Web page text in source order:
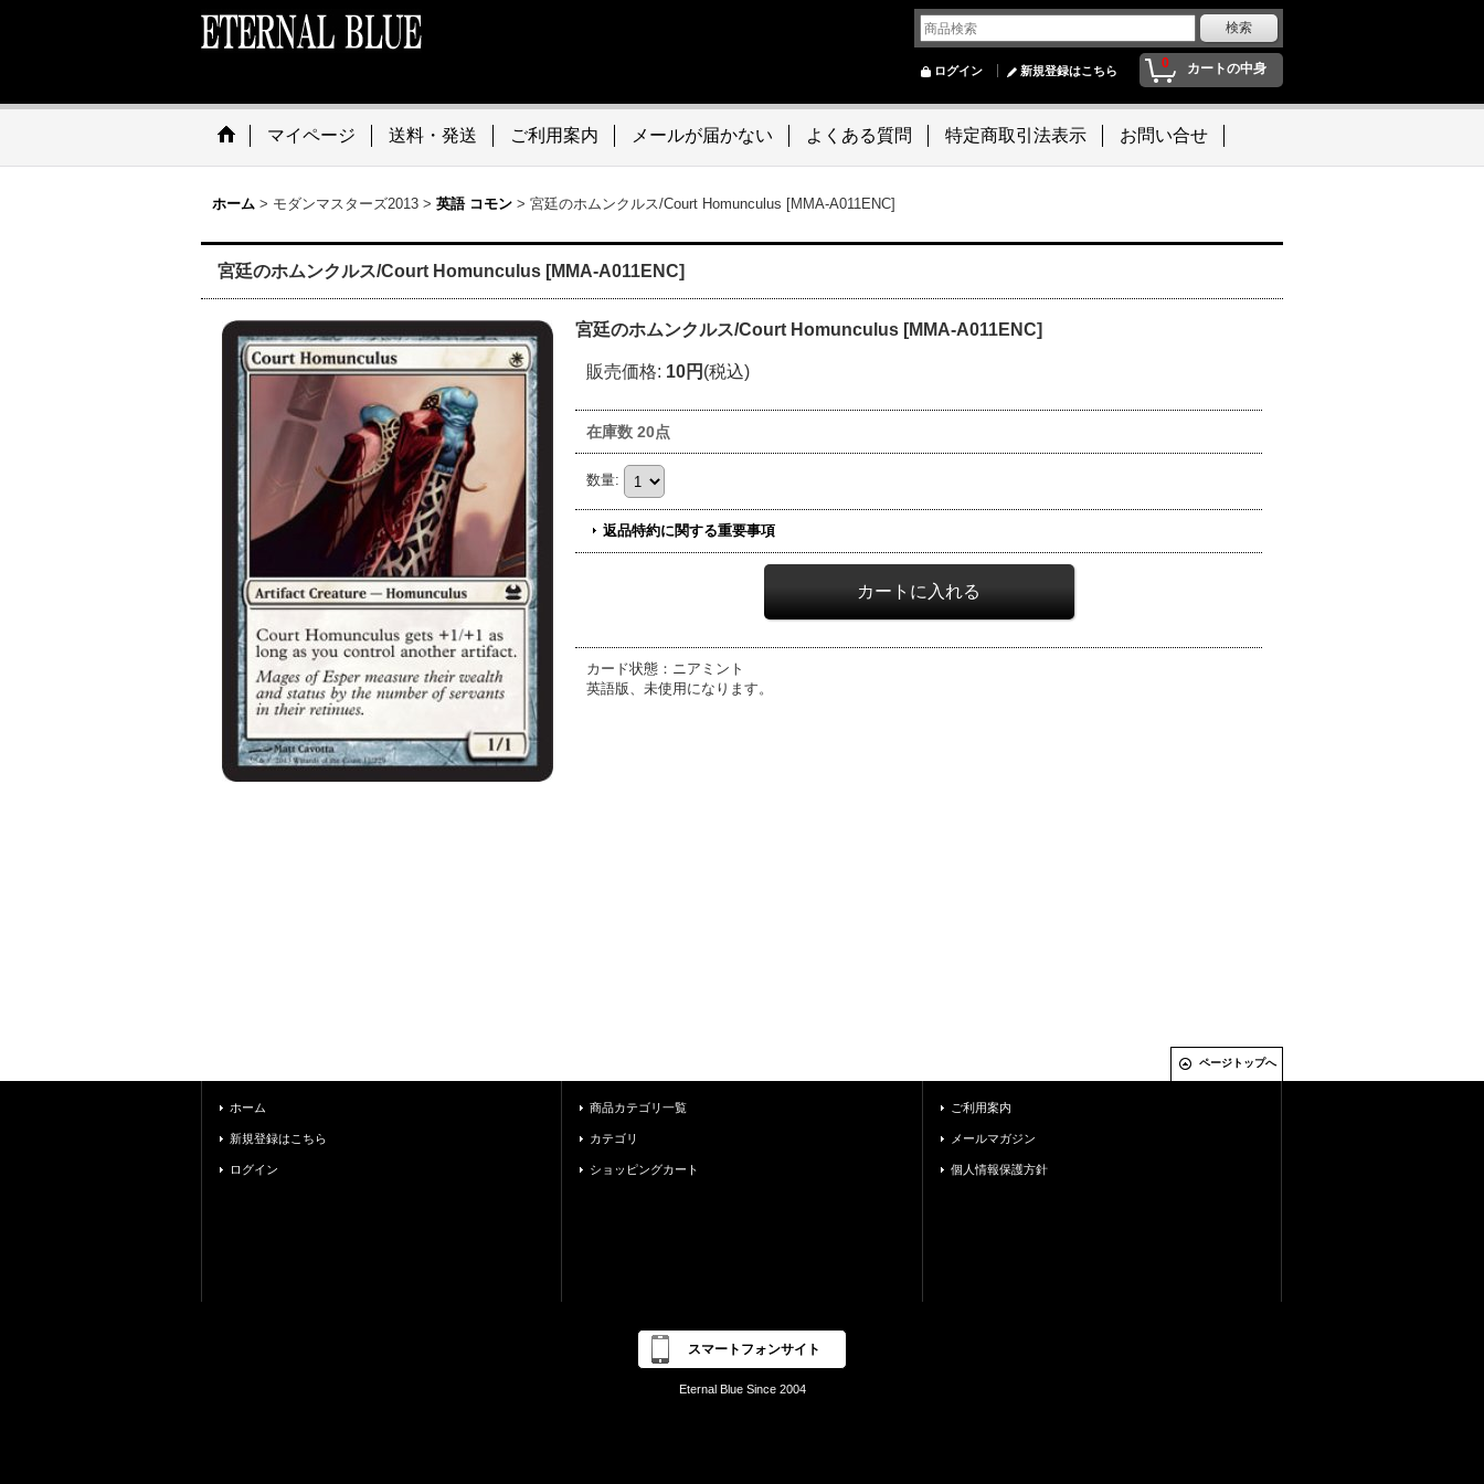
0 カートの中身
ログイン 新規登録はこちら
マイページ 送料・発送 ご利用案内 メールが届かない よくある質問 特定商取引法表示 お問い合せ
ホーム > モダンマスターズ2013 > 英語 コモン > 宮廷のホムンクルス/Court Homunculus [MMA-A011ENC]
宮廷のホムンクルス/Court Homunculus [MMA-A011ENC]
宮廷のホムンクルス/Court Homunculus [MMA-A011ENC]
販売価格: 10円 (税込)
在庫数 20点
数量:
返品特約に関する重要事項
カード状態：ニアミント
英語版、未使用になります。
ページトップへ
ホーム
新規登録はこちら
ログイン
商品カテゴリ一覧
カテゴリ
ショッピングカート
ご利用案内
メールマガジン
個人情報保護方針
スマートフォンサイト
Eternal Blue Since 2004